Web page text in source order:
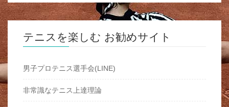
テニスを楽しむ お勧めサイト
男子プロテニス選手会(LINE)
非常識なテニス上達理論